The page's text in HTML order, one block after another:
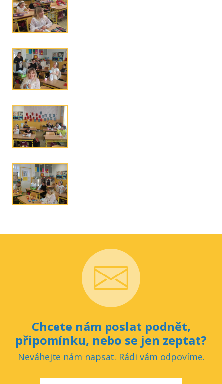
Chcete nám poslat podnět,
připomínku, nebo se jen zeptat?
Neváhejte nám napsat. Rádi vám odpovíme.